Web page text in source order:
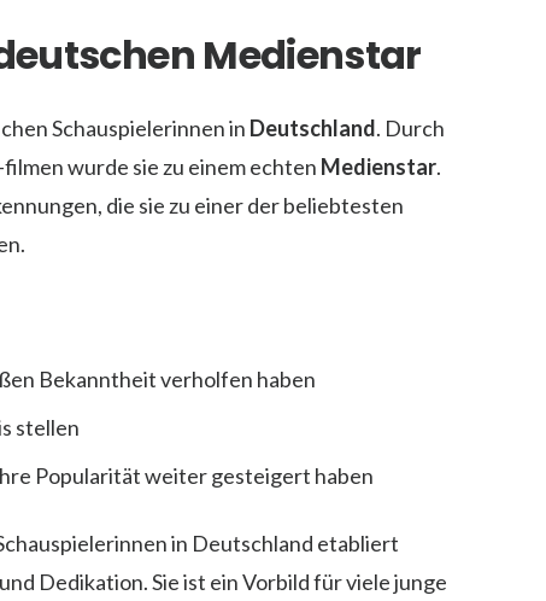
Medienstar
Schauspielerinnen in Deutschland. Durch
wurde sie zu einem echten Medienstar.
die sie zu einer der beliebtesten
Bekanntheit verholfen haben
stellen
Popularität weiter gesteigert haben
in Deutschland etabliert
Dedikation. Sie ist ein Vorbild für viele junge